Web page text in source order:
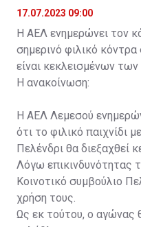
17.07.2023 09:00
Η ΑΕΛ ενημερώνει τον
σημερινό φιλικό
είναι κεκλεισμένων
Η ανακοίνωση:
Η ΑΕΛ Λεμεσού
ότι το φιλικό παιχνίδι
Πελένδρι θα διεξαχθεί
Λόγω επικινδυνότητας
Κοινοτικό συμβούλιο
χρήση τους.
Ως εκ τούτου, ο αγώνας